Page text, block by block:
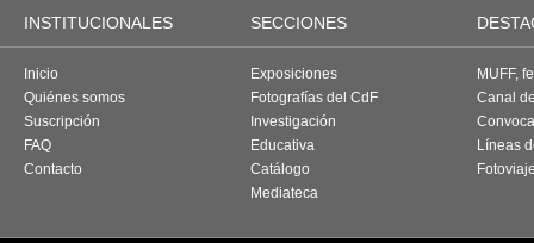
INSTITUCIONALES SECCIONES
Inicio
Quiénes somos
Suscripción
FAQ
Contacto
Exposiciones
Fotografías del CdF
Investigación
Educativa
Catálogo
Mediateca
MUFF,
Canal
Líneas